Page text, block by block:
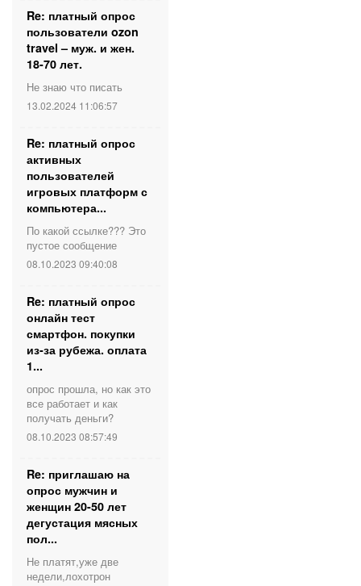
Re: платный опрос
пользователи ozon
travel – муж. и жен.
18-70 лет.
Не знаю что писать
13.02.2024 11:06:57
Re: платный опрос
активных
пользователей
игровых платформ с
компьютера...
По какой ссылке??? Это
пустое сообщение
08.10.2023 09:40:08
Re: платный опрос
онлайн тест
смартфон. покупки
из-за рубежа. оплата
1...
опрос прошла, но как это
все работает и как
получать деньги?
08.10.2023 08:57:49
Re: приглашаю на
опрос мужчин и
женщин 20-50 лет
дегустация мясных
пол...
Не платят,уже две
недели,лохотрон